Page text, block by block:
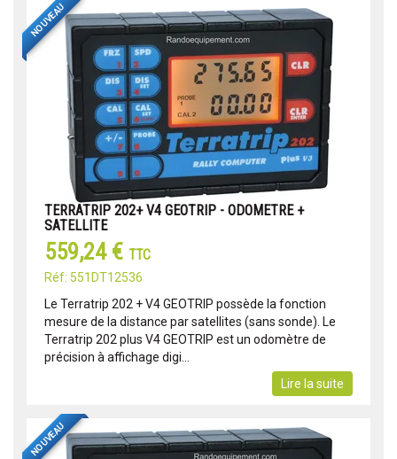
NOUVEAU
TERRATRIP 202+ V4 GEOTRIP - ODOMETRE +
SATELLITE
559,24 € TTC
Réf: 551DT12536
Le Terratrip 202 + V4 GEOTRIP possède la fonction
mesure de la distance par satellites (sans sonde). Le
Terratrip 202 plus V4 GEOTRIP est un odomètre de
précision à affichage digi...
Lire la suite
NOUVEAU